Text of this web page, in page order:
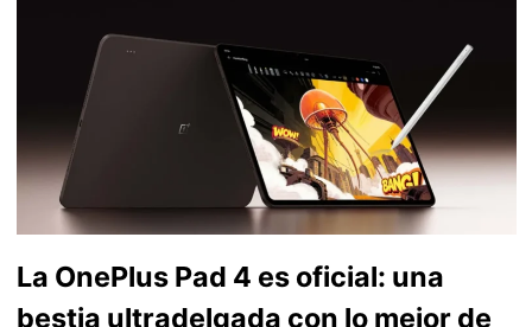
La OnePlus Pad 4 es oficial: una
bestia ultradelgada con lo mejor de